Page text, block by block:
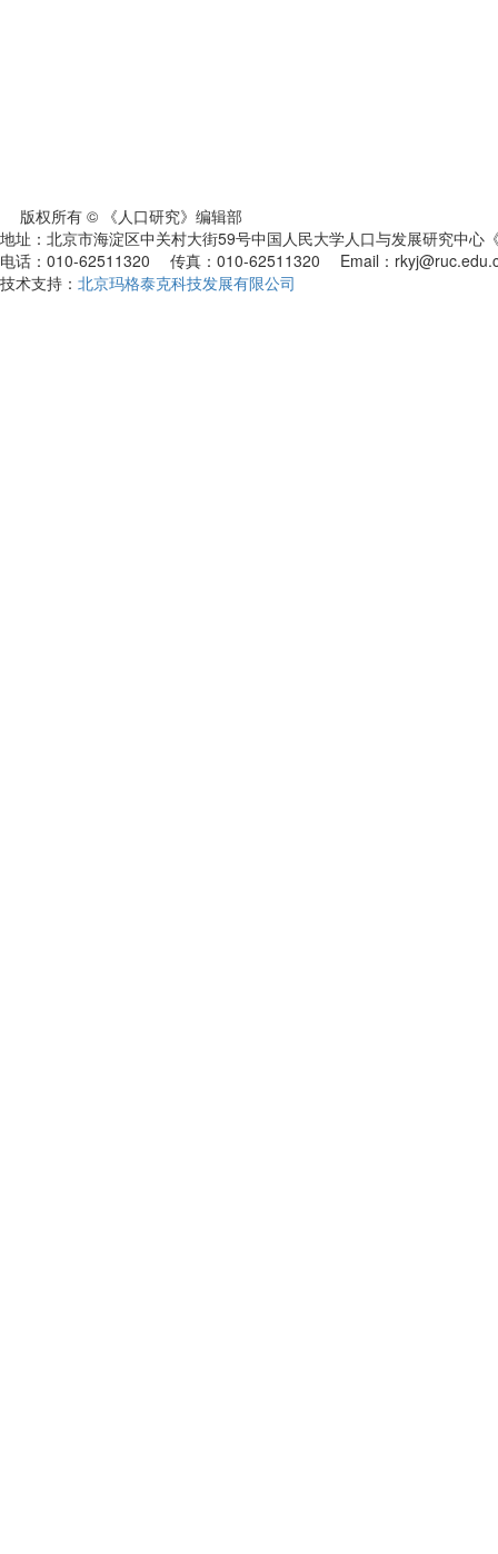
版权所有 © 《人口研究》编辑部
地址：北京市海淀区中关村大街59号中国人民大学人口与发展研究中
电话：010-62511320 传真：010-62511320 Email：
技术支持： 北京玛格泰克科技发展有限公司